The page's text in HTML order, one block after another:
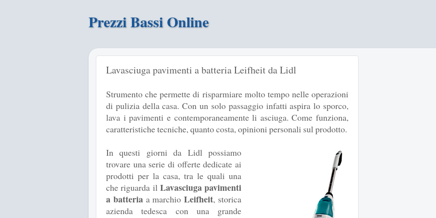
Prezzi Bassi Online
Lavasciuga pavimenti a batteria Leifheit da Lidl
Strumento che permette di risparmiare molto tempo nelle operazioni
di pulizia della casa. Con un solo passaggio infatti aspira lo sporco,
lava i pavimenti e contemporaneamente li asciuga. Come funziona,
caratteristiche tecniche, quanto costa, opinioni personali sul prodotto.
In questi giorni da Lidl possiamo
trovare una serie di offerte dedicate ai
prodotti per la casa, tra le quali una
che riguarda il Lavasciuga pavimenti
a batteriaa marchioLeifheit, storica
azienda tedesca con una grande